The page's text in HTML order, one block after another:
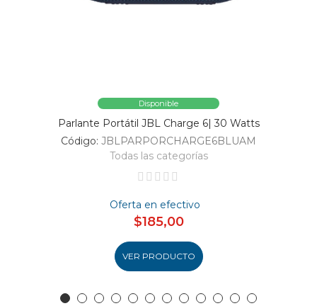
Disponible
Parlante Portátil JBL Charge 6| 30 Watts
Código: JBLPARPORCHARGE6BLUAM
Todas las categorías
Oferta en efectivo
$185,00
VER PRODUCTO